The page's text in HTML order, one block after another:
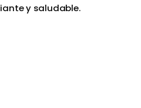
y saludable.